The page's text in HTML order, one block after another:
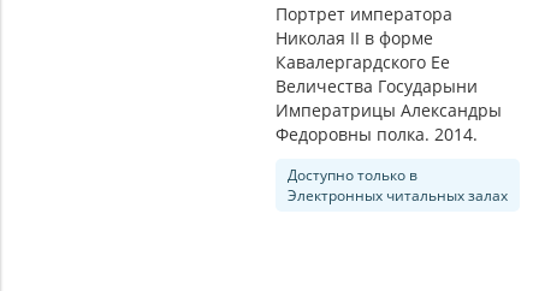
Портрет императора
Николая II в форме
Кавалергардского Ее
Величества Государыни
Императрицы Александры
Федоровны полка. 2014.
Доступно только в
Электронных читальных залах